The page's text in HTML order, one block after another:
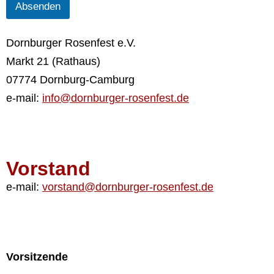
m
u
g
E
m
a
e
Absenden
Dornburger Rosenfest e.V.
Markt 21 (Rathaus)
07774 Dornburg-Camburg
e-mail: info@dornburger-rosenfest.de
Vorstand
e-mail: vorstand@dornburger-rosenfest.de
Vorsitzende